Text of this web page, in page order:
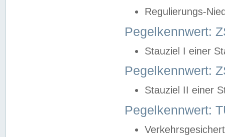
Regulierungs-
Pegelkennwert:
Stauziel I einer
Pegelkennwert:
Stauziel II einer
Pegelkennwert: